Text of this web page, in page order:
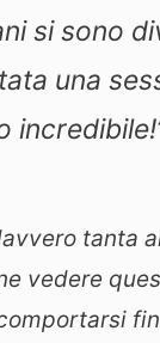
si sono
una
tanta
vedere